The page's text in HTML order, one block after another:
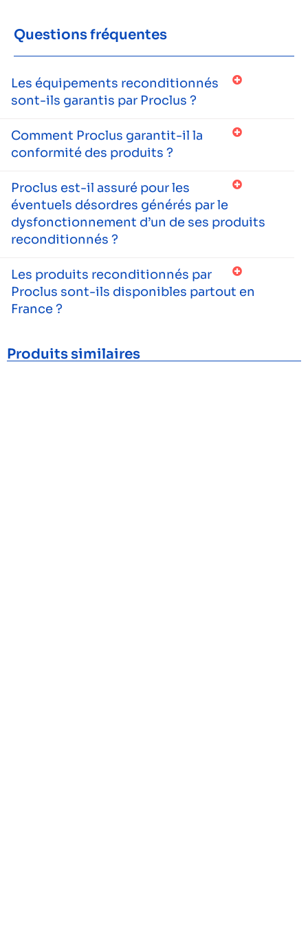
Questions fréquentes
Les équipements reconditionnés
sont-ils garantis par Proclus ?
Comment Proclus garantit-il la
conformité des produits ?
Proclus est-il assuré pour les
éventuels désordres générés par le
dysfonctionnement d’un de ses produits
reconditionnés ?
Les produits reconditionnés par
Proclus sont-ils disponibles partout en
France ?
Produits similaires